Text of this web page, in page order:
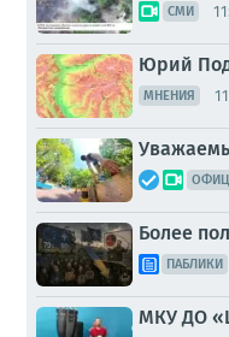
СМИ
Юрий
МНЕНИЯ
Более
ПАБЛИКИ
МКУ ДО